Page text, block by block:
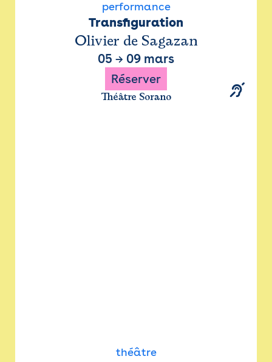
performance
Transfiguration
Olivier de Sagazan
05 → 09 mars
Réserver
Théâtre Sorano
théâtre